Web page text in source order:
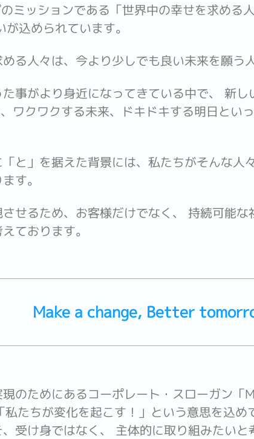
ミッションである「世界中の幸せを求める
込められています。
る人々は、今より少しでも良い未来を願う
事がより身近になってきている中で、 新し
ワクワクする未来、ドキドキする明日とい
と」を据えた背景には、私たちがそんな人
す。
せるため、お客様だけでなく、 持続可能
ております。
Make a change, Better
のためにあるコーポレート・スローガン
たちが変化を起こす！」という意思を込め
受け身ではなく、 主体的に取り組みたいと